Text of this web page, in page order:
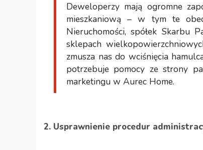
Deweloperzy mają ogromne
mieszkaniową – w tym te
Nieruchomości, spółek Skarbu
sklepach
zmusza nas do wciśnięcia
potrzebuje pomocy ze strony
marketingu w Aurec Home.
2. Usprawnienie procedur